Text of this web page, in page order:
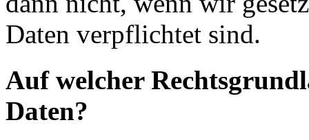
Daten verpflichtet sind.
Auf welcher
Daten?